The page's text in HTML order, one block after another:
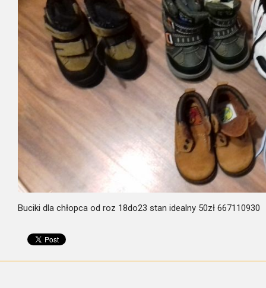
Buciki dla chłopca od roz 18do23 stan idealny 50zł 667110930